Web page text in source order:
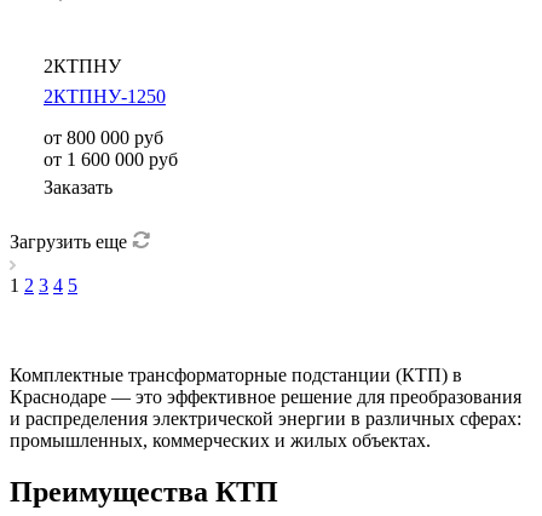
2КТПНУ
2КТПНУ-1250
от 800 000 руб
от 1 600 000 руб
Заказать
Загрузить еще
1 2 3 4 5
Комплектные трансформаторные подстанции (КТП) в
Краснодаре — это эффективное решение для преобразования
и распределения электрической энергии в различных сферах:
промышленных, коммерческих и жилых объектах.
Преимущества КТП